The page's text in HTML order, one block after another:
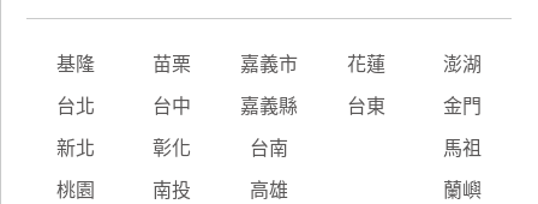
基隆 苗栗 嘉義市 花蓮 澎湖
台北 台中 嘉義縣 台東 金門
新北 彰化 台南 馬祖
桃園 南投 高雄 蘭嶼